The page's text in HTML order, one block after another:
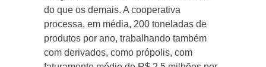
do que os demais. A cooperativa
processa, em média, 200 toneladas de
produtos por ano, trabalhando também
com derivados, como própolis, com